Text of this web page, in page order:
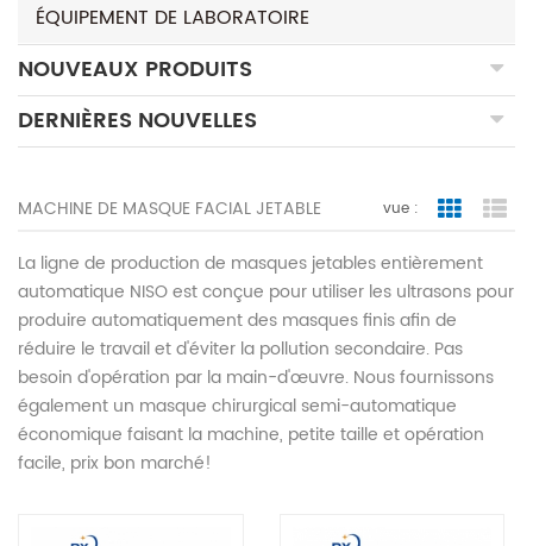
ÉQUIPEMENT DE LABORATOIRE
NOUVEAUX PRODUITS
DERNIÈRES NOUVELLES
MACHINE DE MASQUE FACIAL JETABLE vue : Grid View
La ligne de production de masques jetables entièrement
automatique NISO est conçue pour utiliser les ultrasons pour
produire automatiquement des masques finis afin de
réduire le travail et d'éviter la pollution secondaire. Pas
besoin d'opération par la main-d'œuvre. Nous fournissons
également un masque chirurgical semi-automatique
économique faisant la machine, petite taille et opération
facile, prix bon marché!